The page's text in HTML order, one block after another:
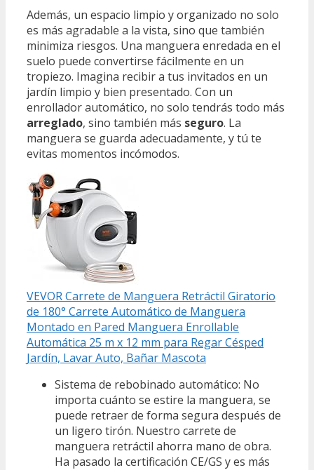
Además, un espacio limpio y organizado no solo
es más agradable a la vista, sino que también
minimiza riesgos. Una manguera enredada en el
suelo puede convertirse fácilmente en un
tropiezo. Imagina recibir a tus invitados en un
jardín limpio y bien presentado. Con un
enrollador automático, no solo tendrás todo más
arreglado, sino también más seguro. La
manguera se guarda adecuadamente, y tú te
evitas momentos incómodos.
VEVOR Carrete de Manguera Retráctil Giratorio
de 180° Carrete Automático de Manguera
Montado en Pared Manguera Enrollable
Automática 25 m x 12 mm para Regar Césped
Jardín, Lavar Auto, Bañar Mascota
Sistema de rebobinado automático: No
importa cuánto se estire la manguera, se
puede retraer de forma segura después de
un ligero tirón. Nuestro carrete de
manguera retráctil ahorra mano de obra.
Ha pasado la certificación CE/GS y es más